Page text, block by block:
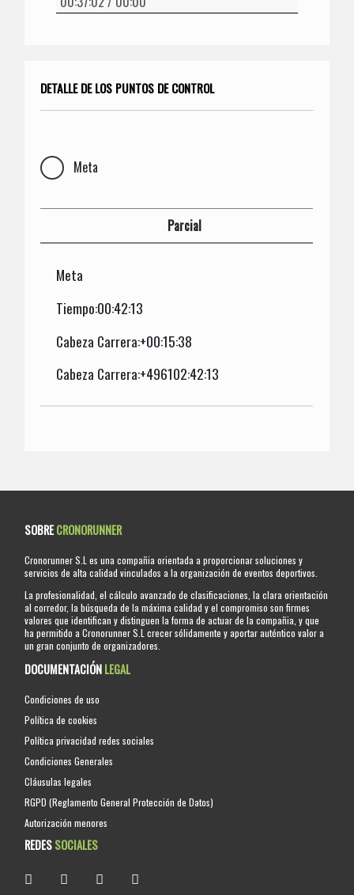
DETALLE DE LOS PUNTOS DE CONTROL
Meta
Parcial
Meta
Tiempo:00:42:13
Cabeza Carrera:+00:15:38
Cabeza Carrera:+496102:42:13
SOBRECRONORUNNER
Cronorunner S.L es una compañia orientada a proporcionar soluciones y
servicios de alta calidad vinculados a la organización de eventos deportivos.
La profesionalidad, el cálculo avanzado de clasificaciones, la clara orientación
al corredor, la búsqueda de la máxima calidad y el compromiso son firmes
valores que identifican y distinguen la forma de actuar de la compañia, y que
ha permitido a Cronorunner S.L crecer sólidamente y aportar auténtico valor a
un gran conjunto de organizadores.
DOCUMENTACIÓNLEGAL
Condiciones de uso
Política de cookies
Política privacidad redes sociales
Condiciones Generales
Cláusulas legales
RGPD (Reglamento General Protección de Datos)
Autorización menores
REDESSOCIALES